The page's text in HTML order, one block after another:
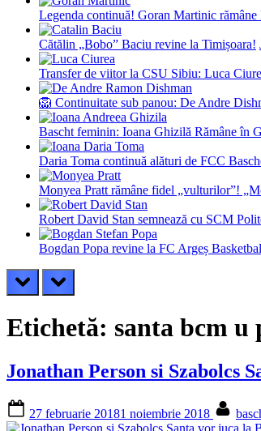
Legenda continuă! Goran Martinic
Cătălin „Bobo” Baciu revine la Timișoara!
Transfer de viitor la CSU Sibiu: Luca
🦁 Continuitate sub panou: De Andre
Bascht feminin: Ioana Ghizilă Rămâne în
Daria Toma continuă alături de FCC
Monyea Pratt rămâne fidel „vulturilor”!
Robert David Stan semnează cu SCM
Bogdan Popa revine la FC Argeș
prev next
Etichetă: santa bcm u
Jonathan Person si Szabolcs
on
27 februarie 20181 noiembrie 2018